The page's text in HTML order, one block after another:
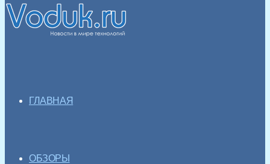
ГЛАВНАЯ
ОБЗОРЫ